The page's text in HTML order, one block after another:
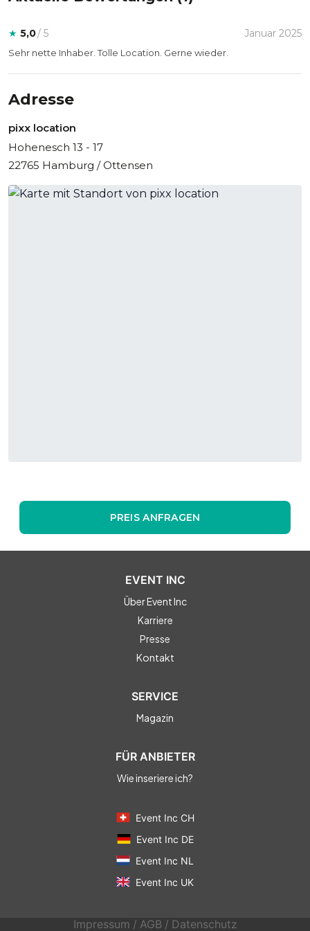
Produktionen in Hamburg.
★ 5,0/ 5 Januar 2025
Sehr nette Inhaber. Tolle Location. Gerne wieder.
Adresse
pixx location
Hohenesch 13 - 17
22765 Hamburg / Ottensen
PREIS ANFRAGEN
EVENT INC
Über Event Inc
Karriere
Presse
Kontakt
SERVICE
Magazin
FÜR ANBIETER
Wie inseriere ich?
Event Inc CH
Event Inc DE
Event Inc NL
Event Inc UK
Impressum / AGB / Datenschutz